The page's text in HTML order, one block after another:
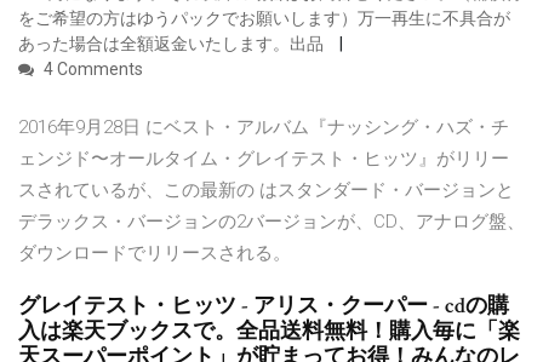
をご希望の方はゆうパックでお願いします）万一再生に不具合が
あった場合は全額返金いたします。出品
4 Comments
2016年9月28日 にベスト・アルバム『ナッシング・ハズ・チ
ェンジド〜オールタイム・グレイテスト・ヒッツ』がリリー
スされているが、この最新の はスタンダード・バージョンと
デラックス・バージョンの2バージョンが、CD、アナログ盤、
ダウンロードでリリースされる。
グレイテスト・ヒッツ - アリス・クーパー - cdの購
入は楽天ブックスで。全品送料無料！購入毎に「楽